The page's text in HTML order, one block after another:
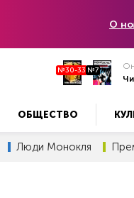
О
№30-33 №7
ОБЩЕСТВО
Люди Монокля